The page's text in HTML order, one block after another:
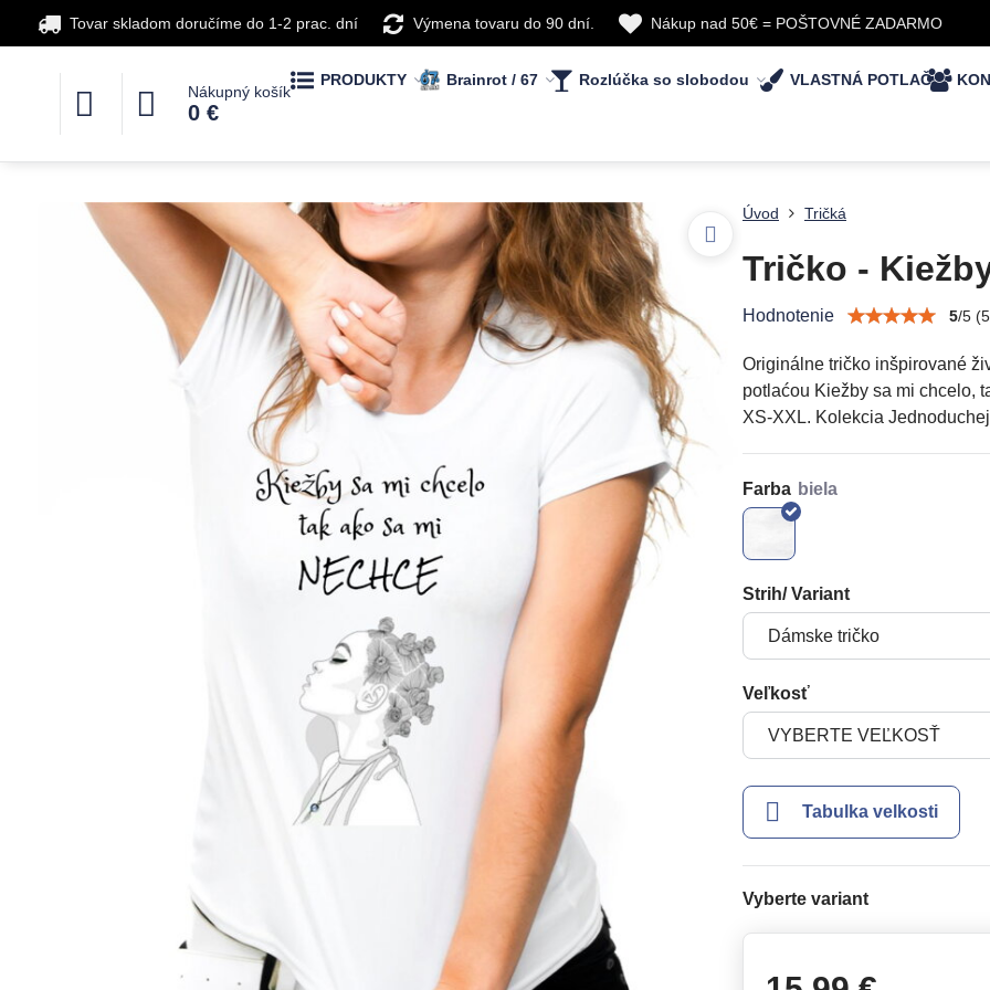
Tovar skladom doručíme do 1-2 prac. dní Výmena tovaru do 90 dní. Nákup nad 50€ = POŠTOVNÉ ZADARMO
Nákupný košík
0 €
PRODUKTY Brainrot / 67 Rozlúčka so slobodou VLASTNÁ POTLAČ
Úvod Tričká
Tričko -
Hodnotenie 5/5(5
Originálne tričko inšpirované
potlaćou Kiežby sa mi chcelo,
XS-XXL. Kolekcia
Farba
Strih/ Variant
Veľkosť
Tabulka velkosti
Vyberte variant